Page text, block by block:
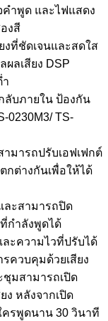
คำพูด และไฟแสดง
งสี
งที่ชัดเจนและสดใส
ลเสียง DSP
ำ
ลับภายใน ป้องกัน
0230M3/ TS-
มารถปรับเอฟเฟกต์
กต่างกันเพื่อให้ได้
ะสามารถปิด
กำลังพูดได้
ะความไวที่ปรับได้
ควบคุมด้วยเสียง
มสามารถเปิด
ง หลังจากเปิด
รพูดนาน 30 วินาที